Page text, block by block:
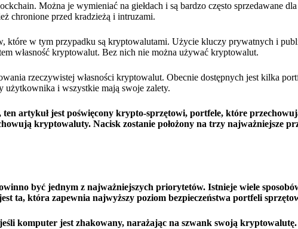
Można je wymieniać na giełdach i są bardzo często sprzedawane
chronione przed kradzieżą i intruzami.
które w tym przypadku są kryptowalutami. Użycie kluczy prywatnych i
własność kryptowalut. Bez nich nie można używać kryptowalut.
rzeczywistej własności kryptowalut. Obecnie dostępnych jest kilka
i wszystkie mają swoje zalety.
ten artykuł jest poświęcony krypto-sprzętowi, portfele, które
kryptowaluty. Nacisk zostanie położony na trzy najważniejsze
być jednym z najważniejszych priorytetów. Istnieje wiele
ta, która zapewnia najwyższy poziom bezpieczeństwa portfeli
komputer jest zhakowany, narażając na szwank swoją kryptowalutę.